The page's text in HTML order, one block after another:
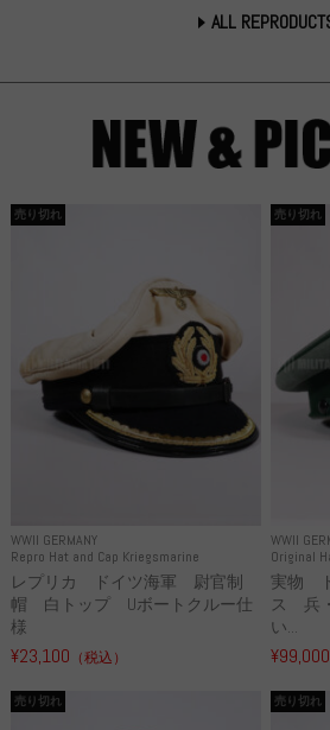
ALL
WWII GERMANY
Repro Hat and Cap Kriegsmarine
売り切れ
レプリカ ドイツ海軍 尉官制
帽 白トップ Uボートクルー仕
様
¥23,100 （税込）
WWII
Original
売り切れ
実物
ス 兵
い...
¥99,000
売り切れ 売り切れ